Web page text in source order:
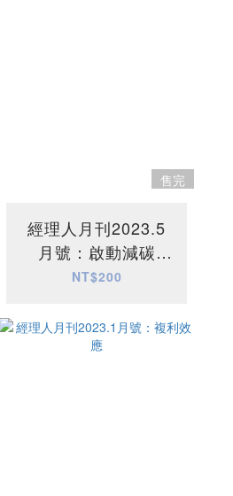
售完
經理人月刊2023.5
月號：啟動減碳
2050淨零倒數計時
NT$200